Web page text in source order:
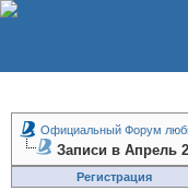
Официальный Форум
Записи в Апрель
Регистрация